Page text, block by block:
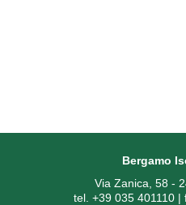
Bergamo
Via Zanica, 58 -
tel. +39 035 401110 |